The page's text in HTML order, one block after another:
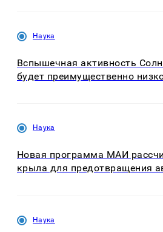
Наука
Вспышечная активность
будет преимущественно
Наука
Новая программа МАИ
крыла для предотвращения
Наука